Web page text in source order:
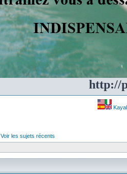
http://
Voir les sujets récents